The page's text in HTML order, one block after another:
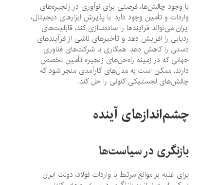
با وجود چالش‌ها، فرصتی برای نوآوری در زنجیره‌های
واردات و تأمین وجود دارد. با پذیرش ابزارهای دیجیتال،
ایران می‌تواند فرآیندها را ساده‌سازی کند، قابلیت‌های
ردیابی را افزایش دهد و تأخیرهای ناشی از فرآیندهای
دستی را کاهش دهد. همکاری با شرکت‌های فناوری
جهانی که در زمینه راه‌حل‌های زنجیره تأمین تخصص
دارند، ممکن است به مدل‌های کارآمدی منجر شود که
چالش‌های لجستیکی کنونی را حل کند.
چشم‌اندازهای آینده
بازنگری در سیاست‌ها
برای غلبه بر موانع مرتبط با واردات فولاد، دولت ایران